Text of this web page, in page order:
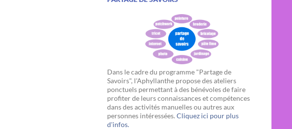
Dans le cadre du programme "Partage de
Savoirs", l'Aphyllanthe propose des ateliers
ponctuels permettant à des bénévoles de faire
profiter de leurs connaissances et compétences
dans des activités manuelles ou autres aux
personnes intéressées. Cliquez ici pour plus
d'infos.